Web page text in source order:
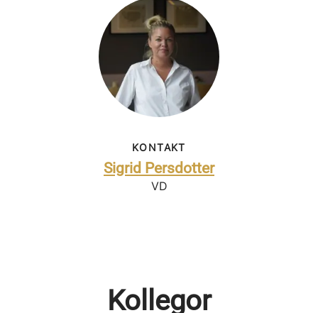
KONTAKT
Sigrid Persdotter
VD
Kollegor